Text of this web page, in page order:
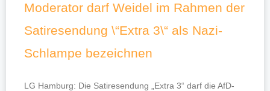
Moderator darf Weidel im Rahmen der
Satiresendung \“Extra 3\“ als Nazi-
Schlampe bezeichnen
LG Hamburg: Die Satiresendung „Extra 3“ darf die AfD-